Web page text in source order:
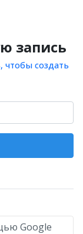
запись
чтобы создать
Google